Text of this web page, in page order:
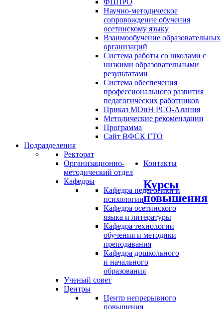
ФЦПРО
Научно-методическое
сопровождение обучения
осетинскому языку
Взаимообучение образовательных
организаций
Система работы со школами с
низкими образовательными
результатами
Система обеспечения
профессионального развития
педагогических работников
Приказ МОиН РСО-Алания
Методические рекомендации
Программа
Сайт ВФСК ГТО
Подразделения
Ректорат
Организационно-
методический отдел
Кафедры
Кафедра педагогики и
психологии
Кафедра осетинского
языка и литературы
Кафедра технологии
обучения и методики
преподавания
Кафедра дошкольного
и начального
образования
Ученый совет
Центры
Центр непрерывного
повышения
Контакты
Курсы
повышения